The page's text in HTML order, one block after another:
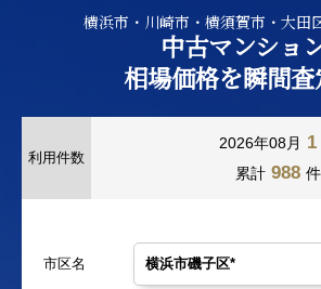
横浜市・川崎市・横須賀市・大田
中古マンショ
相場価格を瞬間査
利用件数
2026年08月 1
累計 988 件
市区名